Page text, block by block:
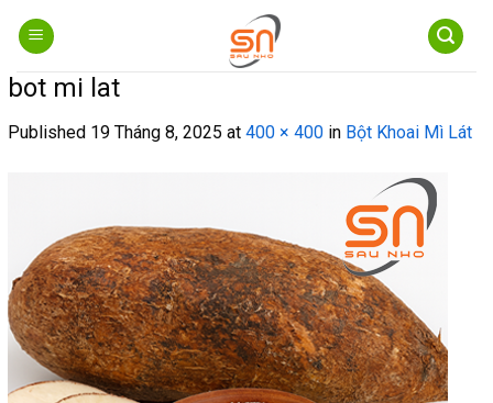
content
bot mi lat
Published 19 Tháng 8, 2025 at 400 × 400 in Bột Khoai Mì Lát